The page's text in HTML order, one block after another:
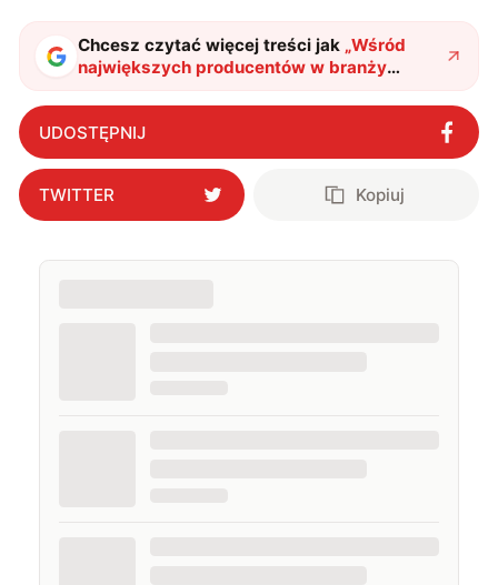
Chcesz czytać więcej treści jak „Wśród
największych producentów w branży
technologicznej zapanowała lekka panika"?
UDOSTĘPNIJ
TWITTER Kopiuj